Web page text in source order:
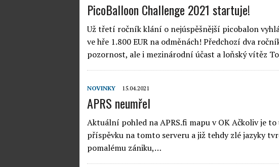
PicoBalloon Challenge 2021 startuje!
Už třetí ročník klání o nejúspěšnější picobalon
ve hře 1.800 EUR na odměnách! Předchozí dva
pozornost, ale i mezinárodní účast a loňský vítěz
NOVINKY 15.04.2021
APRS neumřel
Aktuální pohled na APRS.fi mapu v OK Ačkoliv je
příspěvku na tomto serveru a již tehdy zlé jazyky
pomalému zániku,…